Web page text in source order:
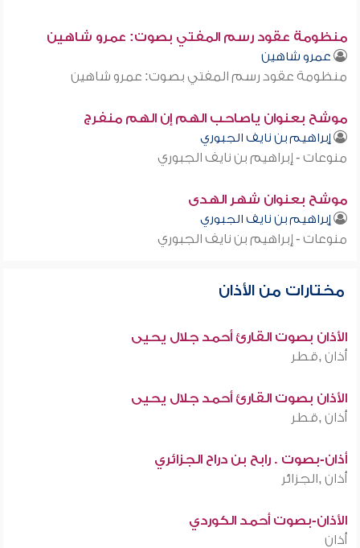
منظومة عقود رسم المفتي بصوت: عمرو شاهين
عمرو شاهين
منظومة عقود رسم المفتي بصوت: عمرو شاهين
موشح بعنوان ياصاحب الهم إن الهم منفرج
إبراهيم بن نايف الجبوري
منوعات - إبراهيم بن نايف الجبوري
موشح بعنوان شهر الهدى
إبراهيم بن نايف الجبوري
منوعات - إبراهيم بن نايف الجبوري
مختارات من الأذان
الأذان بصوت القارئ أحمد جلال يحيى
أذان ,قطر
الأذان بصوت القارئ أحمد جلال يحيى
أذان ,قطر
أذان-بصوت . رابح بن دراح الجزائري
أذان ,الجزائر
الأذان-بصوت أحمد الكوردي
أذان